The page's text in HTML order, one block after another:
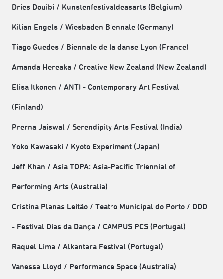
Dries Douibi / Kunstenfestivaldeasarts (Belgium)
Kilian Engels / Wiesbaden Biennale (Germany)
Tiago Guedes / Biennale de la danse Lyon (France)
Amanda Hereaka / Creative New Zealand (New Zealand)
Elisa Itkonen / ANTI - Contemporary Art Festival
(Finland)
Prerna Jaiswal / Serendipity Arts Festival (India)
Yoko Kawasaki / Kyoto Experiment (Japan)
Jeff Khan / Asia TOPA: Asia-Pacific Triennial of
Performing Arts (Australia)
Cristina Planas Leitão / Teatro Municipal do Porto / DDD
- Festival Dias da Dança / CAMPUS PCS (Portugal)
Raquel Lima / Alkantara Festival (Portugal)
Vanessa Lloyd / Performance Space (Australia)